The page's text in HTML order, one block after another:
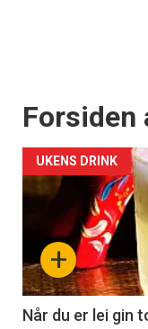
Forsiden
+
UKENS DRINK
Når du er lei gin